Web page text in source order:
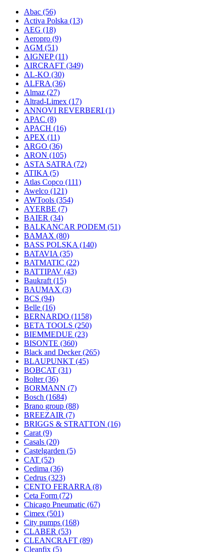
Abac (56)
Activa Polska (13)
AEG (18)
Aeropro (9)
AGM (51)
AIGNEP(11)
AIRCRAFT (349)
AL-KO (30)
ALFRA (36)
Almaz (27)
Altrad-Limex (17)
ANNOVI REVERBERI (1)
APAC (8)
APACH (16)
APEX (11)
ARGO (36)
ARON (105)
ASTA SATRA (72)
ATIKA (5)
Atlas Copco (111)
Awelco (121)
AWTools (354)
AYERBE (7)
BAIER (34)
BALKANCAR PODEM (51)
BAMAX (80)
BASS POLSKA (140)
BATAVIA (35)
BATMATIC (22)
BATTIPAV (43)
Baukraft (15)
BAUMAX (3)
BCS (94)
Belle (16)
BERNARDO (1158)
BETA TOOLS (250)
BIEMMEDUE (23)
BISONTE (360)
Black and Decker(265)
BLAUPUNKT (45)
BOBCAT (31)
Bolter(36)
BORMANN (7)
Bosch (1684)
Brano group (88)
BREEZAIR (7)
BRIGGS & STRATTON (16)
Carat (9)
Casals (20)
Castelgarden (5)
CAT (52)
Cedima (36)
Cedrus (323)
CENTO FERARRA (8)
Ceta Form (72)
Chicago Pneumatic (67)
Cimex (501)
City pumps (168)
CLABER (53)
CLEANCRAFT (89)
Cleanfix (5)